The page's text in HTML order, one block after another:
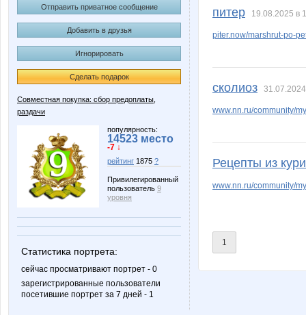
Отправить приватное сообщение
Добавить в друзья
Игнорировать
Сделать подарок
Совместная покупка: сбор предоплаты,
раздачи
популярность:
14523 место
-7 ↓
рейтинг 1875 ?
Привилегированный
пользователь 9
уровня
Статистика портрета:
сейчас просматривают портрет - 0
зарегистрированные пользователи
посетившие портрет за 7 дней - 1
LanaNN Lonza
питер 19.08.2025 в
piter.now/marshrut-po-
сколиоз
www.nn.ru/community/
Рецепты из
www.nn.ru/community/
1